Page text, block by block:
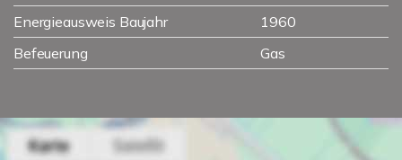
Energieausweis Baujahr
1960
Befeuerung
Gas